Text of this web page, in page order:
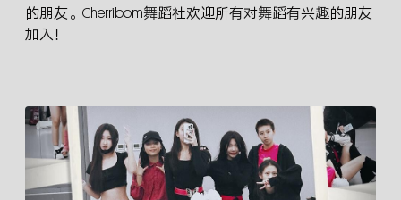
的朋友。Cherribom舞蹈社欢迎所有对舞蹈有兴趣的朋友
加入！